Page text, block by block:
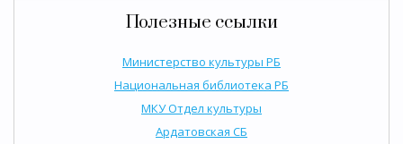
Полезные ссылки
Министерство культуры РБ
Национальная библиотека РБ
МКУ Отдел культуры
Ардатовская СБ